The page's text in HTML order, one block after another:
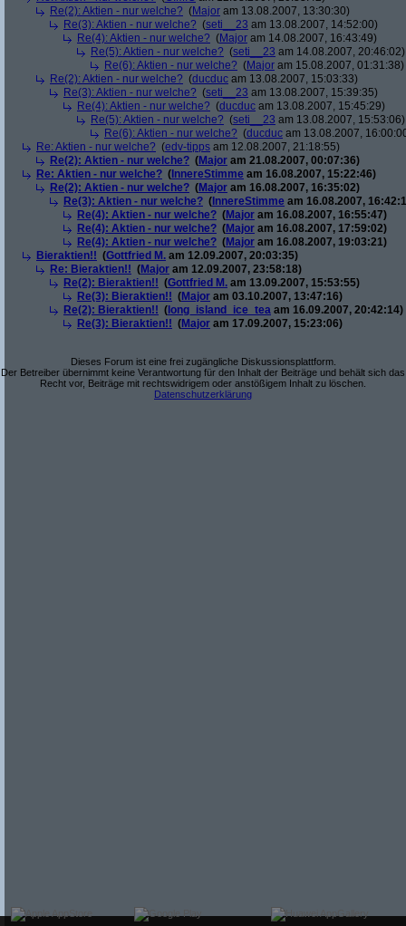
Re(2): Aktien - nur welche? (Major am 13.08.2007, 13:30:30)
Re(3): Aktien - nur welche? (seti__23 am 13.08.2007, 14:52:00)
Re(4): Aktien - nur welche? (Major am 14.08.2007, 16:43:49)
Re(5): Aktien - nur welche? (seti__23 am 14.08.2007, 20:46:02)
Re(6): Aktien - nur welche? (Major am 15.08.2007, 01:31:38)
Re(2): Aktien - nur welche? (ducduc am 13.08.2007, 15:03:33)
Re(3): Aktien - nur welche? (seti__23 am 13.08.2007, 15:39:35)
Re(4): Aktien - nur welche? (ducduc am 13.08.2007, 15:45:29)
Re(5): Aktien - nur welche? (seti__23 am 13.08.2007, 15:53:06)
Re(6): Aktien - nur welche? (ducduc am 13.08.2007,
Re: Aktien - nur welche? (edv-tipps am 12.08.2007, 21:18:55)
Re(2): Aktien - nur welche? (Major am 21.08.2007, 00:07:36)
Re: Aktien - nur welche? ( InnereStimme am 16.08.2007, 15:22:46)
Re(2): Aktien - nur welche? (Major am 16.08.2007, 16:35:02)
Re(3): Aktien - nur welche? ( InnereStimme am 16.08.2007,
Re(4): Aktien - nur welche? (Major am 16.08.2007, 16:55:47)
Re(4): Aktien - nur welche? (Major am 16.08.2007, 17:59:02)
Re(4): Aktien - nur welche? (Major am 16.08.2007, 19:03:21)
Bieraktien!! (Gottfried M. am 12.09.2007, 20:03:35)
Re: Bieraktien!! (Major am 12.09.2007, 23:58:18)
Re(2): Bieraktien!! (Gottfried M. am 13.09.2007, 15:53:55)
Re(3): Bieraktien!! (Major am 03.10.2007, 13:47:16)
Re(2): Bieraktien!! ( long_island_ice_tea am 16.09.2007, 20:42:14)
Re(3): Bieraktien!! (Major am 17.09.2007, 15:23:06)
Dieses Forum ist eine frei zugängliche Diskussionsplattform.
Der Betreiber übernimmt keine Verantwortung für den Inhalt der Beiträge und behält sich das
Recht vor, Beiträge mit rechtswidrigem oder anstößigem Inhalt zu löschen.
Datenschutzerklärung